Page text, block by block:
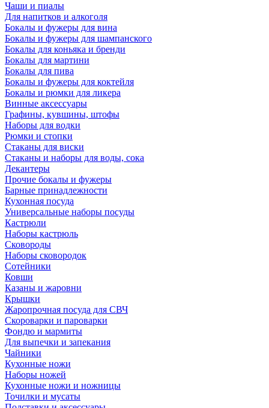
Чаши и пиалы
Для напитков и алкоголя
Бокалы и фужеры для вина
Бокалы и фужеры для шампанского
Бокалы для коньяка и бренди
Бокалы для мартини
Бокалы для пива
Бокалы и фужеры для коктейля
Бокалы и рюмки для ликера
Винные аксессуары
Графины, кувшины, штофы
Наборы для водки
Рюмки и стопки
Стаканы для виски
Стаканы и наборы для воды, сока
Декантеры
Прочие бокалы и фужеры
Барные принадлежности
Кухонная посуда
Универсальные наборы посуды
Кастрюли
Наборы кастрюль
Сковороды
Наборы сковородок
Сотейники
Ковши
Казаны и жаровни
Крышки
Жаропрочная посуда для СВЧ
Скороварки и пароварки
Фондю и мармиты
Для выпечки и запекания
Чайники
Кухонные ножи
Наборы ножей
Кухонные ножи и ножницы
Точилки и мусаты